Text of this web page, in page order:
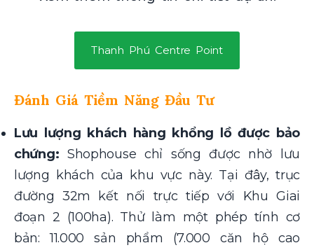
Thanh Phú Centre Point
Đánh Giá Tiềm Năng Đầu Tư
Lưu lượng khách hàng khổng lồ được bảo
chứng: Shophouse chỉ sống được nhờ lưu
lượng khách của khu vực này. Tại đây, trục
đường 32m kết nối trực tiếp với Khu Giai
đoạn 2 (100ha). Thử làm một phép tính cơ
bản: 11.000 sản phẩm (7.000 căn hộ cao